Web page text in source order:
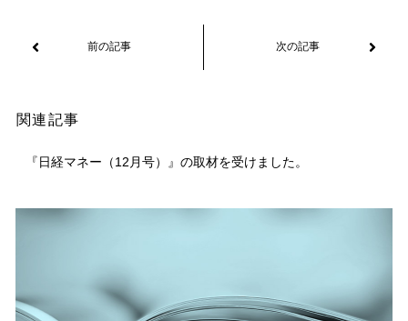
関連記事
『日経マネー（12月号）』の取材を受けました。